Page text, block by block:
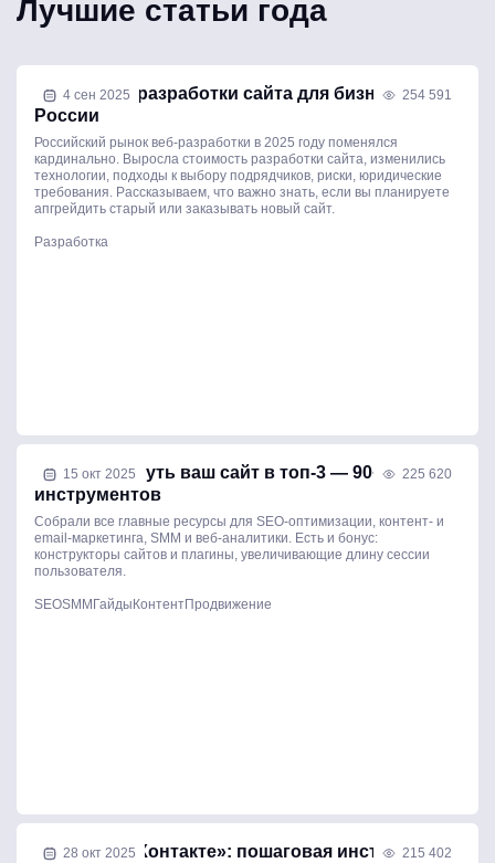
Лучшие статьи года
4 сен 2025 254 591
Стоимость разработки сайта для бизнеса в
России
Российский рынок веб-разработки в 2025 году поменялся
кардинально. Выросла стоимость разработки сайта, изменились
технологии, подходы к выбору подрядчиков, риски, юридические
требования. Рассказываем, что важно знать, если вы планируете
апгрейдить старый или заказывать новый сайт.
Разработка
15 окт 2025 225 620
Как продвинуть ваш сайт в топ-3 — 90+ лучших
инструментов
Собрали все главные ресурсы для SEO-оптимизации, контент- и
email-маркетинга, SMM и веб-аналитики. Есть и бонус:
конструкторы сайтов и плагины, увеличивающие длину сессии
пользователя.
SEOSMM Гайды КонтентПродвижение
28 окт 2025 215 402
Реклама «ВКонтакте»: пошаговая инструкция